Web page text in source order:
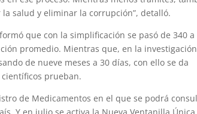
salud y eliminar la corrupción”, detalló.
que con la simplificación se pasó de 340 a
promedio. Mientras que, en la investigación
de nueve meses a 30 días, con ello se da
científicos prueban.
de Medicamentos en el que se podrá